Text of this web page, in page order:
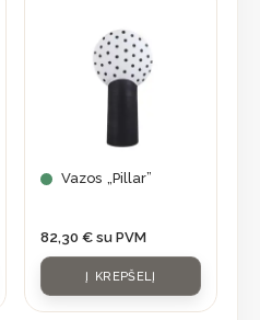
Vazos „Pillar”
82,30 € su PVM
Į KREPŠELĮ